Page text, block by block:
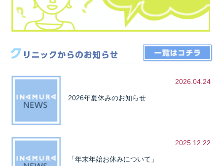
2026.04.24
2026年夏休みのお知らせ
2025.12.22
「年末年始お休みについて」